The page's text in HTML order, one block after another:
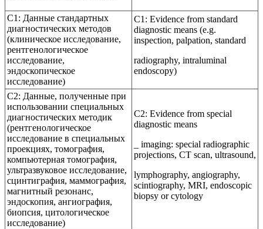
С1: Данные стандартных
диагностических методов
(клиническое исследование,
рентгенологическое
исследование,
эндоскопическое
исследование)
C1: Evidence from standard
diagnostic means (e.g.
inspection, palpation, standard
radiography, intraluminal
endoscopy)
С2: Данные, полученные при
использовании специальных
диагностических методик
(рентгенологическое
исследование в специальных
проекциях, томография,
компьютерная томография,
ультразвуковое исследование,
сцинтиграфия, маммография,
магнитный резонанс,
эндоскопия, ангиография,
биопсия, цитологическое
исследование)
C2: Evidence from special
diagnostic means
_ imaging: special radiographic
projections, CT scan, ultrasound,
lymphography, angiography,
scintiography, MRI, endoscopic
biopsy or cytology